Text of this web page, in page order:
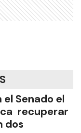
el Senado el
recuperar
dos